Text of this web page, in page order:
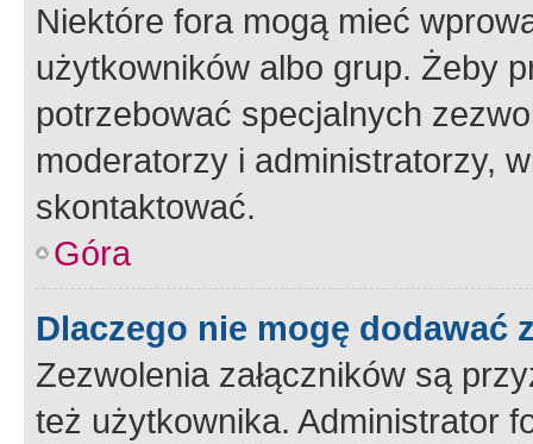
Niektóre fora mogą mieć
użytkowników albo grup. Żeby
potrzebować specjalnych
moderatorzy i administratorzy,
skontaktować.
Góra
Dlaczego nie mogę dodawać
Zezwolenia załączników są
też użytkownika. Administrator